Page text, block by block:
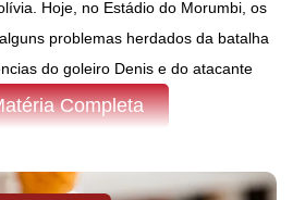
Hoje, no Estádio do Morumbi, os
problemas herdados da batalha
do goleiro Denis e do atacante
MEX, às 21h45.
Completa